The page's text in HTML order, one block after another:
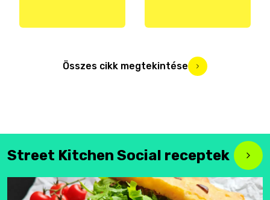
Összes cikk megtekintése
Street Kitchen Social receptek